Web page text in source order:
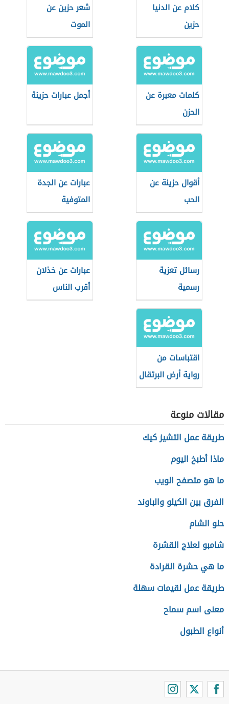
كلام عن الدنيا
حزين
شعر حزين عن
الموت
كلمات معبرة عن
الحزن
أجمل عبارات حزينة
أقوال حزينة عن
الحب
عبارات عن الجدة
المتوفية
رسائل تعزية
رسمية
عبارات عن خذلان
أقرب الناس
اقتباسات من
رواية أرض البرتقال
الحزين لغسان
كنفاني
مقالات منوعة
طريقة عمل التشيز كيك
ماذا أطبخ اليوم
ما هو متصفح الويب
الفرق بين الكيلو والباوند
حلو الشام
شامبو لعلاج القشرة
ما هي حشرة القرادة
طريقة عمل لقيمات سهلة
معنى اسم سماح
أنواع الطبول